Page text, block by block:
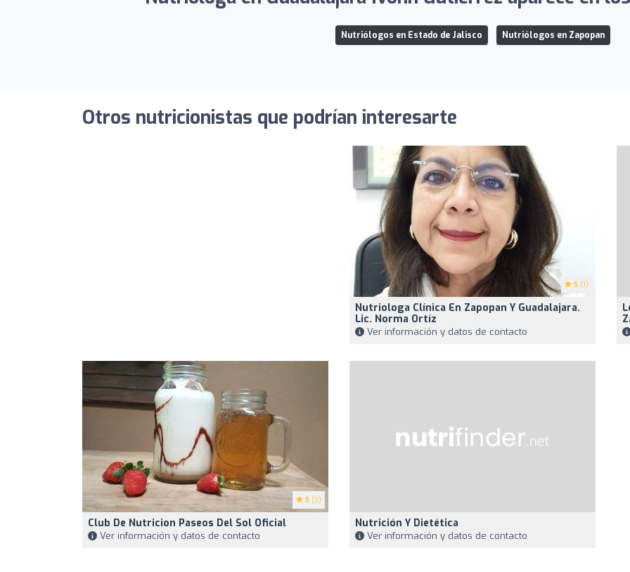
Nutriólogos en Estado de Jalisco Nutriólogos en Zapopan
Otros nutricionistas que podrían interesarte
5 (1)
Nutriologa Clínica En Zapopan Y Guadalajara.
Lic. Norma Ortíz
Ver información y datos de contacto
5 (3)
Club De Nutricion Paseos Del Sol Oficial
Ver información y datos de contacto
Nutrición Y Dietética
Ver información y datos de contacto